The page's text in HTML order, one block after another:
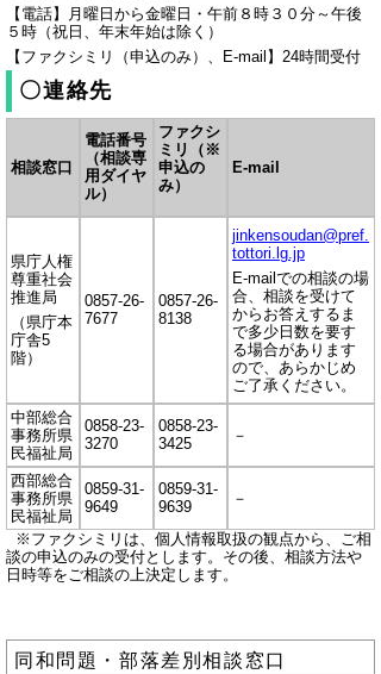
【電話】月曜日から金曜日・午前８時３０分～午後
５時（祝日、年末年始は除く）
【ファクシミリ（申込のみ）、E-mail】24時間受付
〇連絡先
相談窓口
電話番号
（相談専
用ダイヤ
ル）
ファクシ
ミリ（※
申込の
み）
E-mail
県庁人権
尊重社会
推進局
（県庁本
庁舎5
階）
0857-26-
7677
0857-26-
8138
jinkensoudan@pref.
tottori.lg.jp
E-mailでの相談の場
合、相談を受けて
からお答えするま
で多少日数を要す
る場合があります
ので、あらかじめ
ご了承ください。
中部総合
事務所県
民福祉局
0858-23-
3270
0858-23-
3425
－
西部総合
事務所県
民福祉局
0859-31-
9649
0859-31-
9639
－
※ファクシミリは、個人情報取扱の観点から、ご相
談の申込のみの受付とします。その後、相談方法や
日時等をご相談の上決定します。
同和問題・部落差別相談窓口